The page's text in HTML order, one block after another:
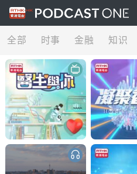
全部 时事 金融 知识